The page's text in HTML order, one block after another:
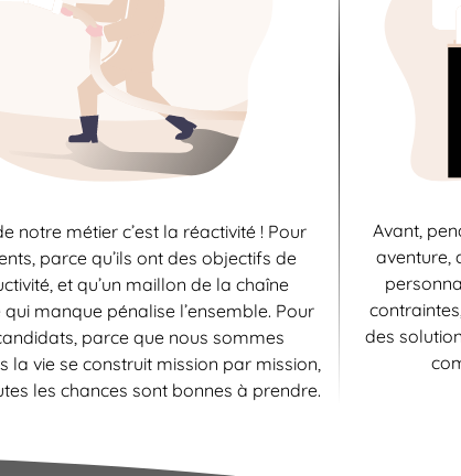
notre métier c’est la réactivité ! Pour
parce qu’ils ont des objectifs de
et qu’un maillon de la chaîne
manque pénalise l’ensemble. Pour
parce que nous sommes
la vie se construit mission par mission,
les chances sont bonnes à prendre.
Avant,
aventure,
des